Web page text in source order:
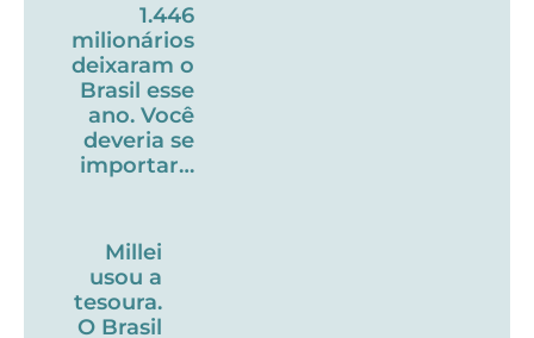
1.446
milionários
deixaram o
Brasil esse
ano. Você
deveria se
importar…
Millei
usou a
tesoura.
O Brasil